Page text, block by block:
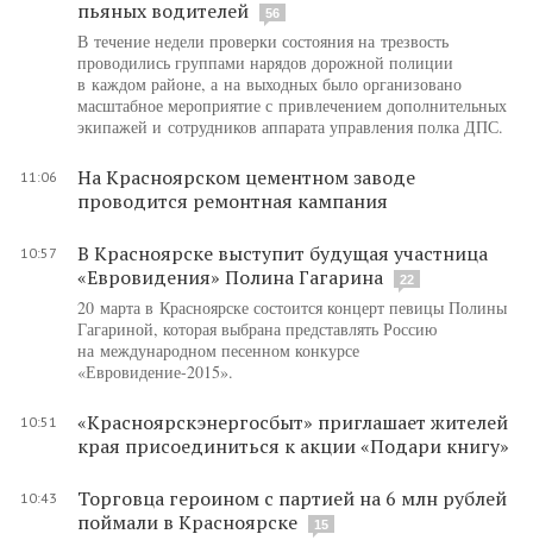
пьяных водителей
56
В течение недели проверки состояния на трезвость
проводились группами нарядов дорожной полиции
в каждом районе, а на выходных было организовано
масштабное мероприятие с привлечением дополнительных
экипажей и сотрудников аппарата управления полка ДПС.
11:06
На Красноярском цементном заводе
проводится ремонтная кампания
10:57
В Красноярске выступит будущая участница
«Евровидения» Полина Гагарина
22
20 марта в Красноярске состоится концерт певицы Полины
Гагариной, которая выбрана представлять Россию
на международном песенном конкурсе
«Евровидение-2015».
10:51
«Красноярскэнергосбыт» приглашает жителей
края присоединиться к акции «Подари книгу»
10:43
Торговца героином с партией на 6 млн рублей
поймали в Красноярске
15